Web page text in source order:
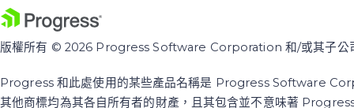
版權所有 © 2026 Progress Software Corporation 和/或其子公
Progress 和此處使用的某些產品名稱是 Progress Software
其他商標均為其各自所有者的財產，且其包含並不意味著